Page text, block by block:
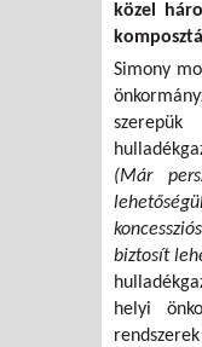
közel
Simony
(Már
biztosít
helyi